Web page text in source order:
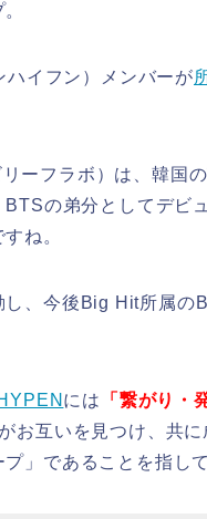
イフン）メンバーが
ーフラボ）は、韓国
BTSの弟分としてデビ
ね。
し、今後Big Hit所属の
には 「繋がり・
お互いを見つけ、共
」であることを指し